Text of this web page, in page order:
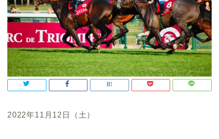
2022年11月12日（土）